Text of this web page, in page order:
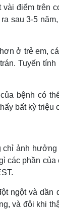
điểm trên
sau 3-5
ở trẻ em,
Tuyến
bệnh có
bất kỳ triệu
ảnh
các phần
ngột và dần
và đôi khi